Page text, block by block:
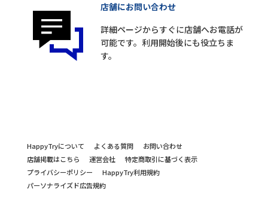
店舗にお問い合わせ
詳細ページからすぐに店舗へお電話が
可能です。利用開始後にも役立ちま
す。
HappyTryについて よくある質問
お問い合わせ
店舗掲載はこちら
運営会社
特定商取引に基づく表示
プライバシーポリシー
HappyTry利用規約
パーソナライズド広告規約